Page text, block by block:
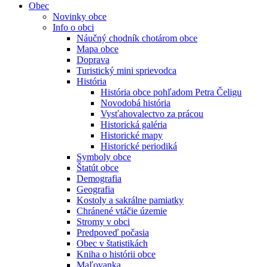
Obec
Novinky obce
Info o obci
Náučný chodník chotárom obce
Mapa obce
Doprava
Turistický mini sprievodca
História
História obce pohľadom Petra Čeligu
Novodobá história
Vysťahovalectvo za prácou
Historická galéria
Historické mapy
Historické periodiká
Symboly obce
Štatút obce
Demografia
Geografia
Kostoly a sakrálne pamiatky
Chránené vtáčie územie
Stromy v obci
Predpoveď počasia
Obec v štatistikách
Kniha o histórii obce
Maľovanka